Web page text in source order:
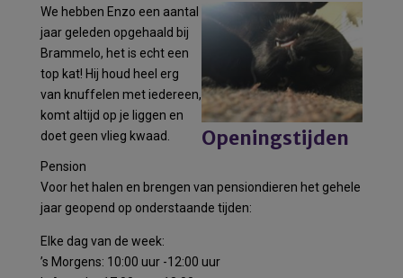
We hebben Enzo een aantal
jaar geleden opgehaald bij
Brammelo, het is echt een
top kat! Hij houd heel erg
van knuffelen met iedereen,
komt altijd op je liggen en
doet geen vlieg kwaad.
Openingstijden
Pension
Voor het halen en brengen van pensiondieren het gehele
jaar geopend op onderstaande tijden:
Elke dag van de week:
’s Morgens: 10:00 uur -12:00 uur